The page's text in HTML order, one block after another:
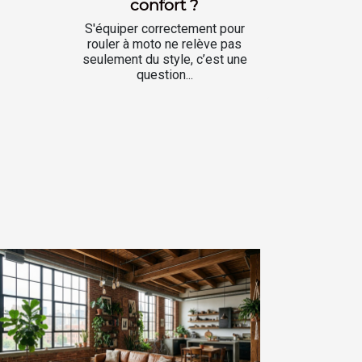
confort ?
S'équiper correctement pour
rouler à moto ne relève pas
seulement du style, c’est une
question...